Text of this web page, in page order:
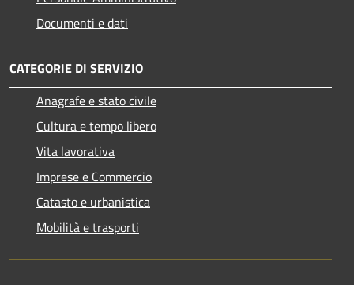
Documenti e dati
CATEGORIE DI SERVIZIO
Anagrafe e stato civile
Cultura e tempo libero
Vita lavorativa
Imprese e Commercio
Catasto e urbanistica
Mobilità e trasporti